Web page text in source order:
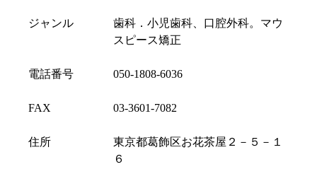
ジャンル
歯科．小児歯科、口腔外科。マウ
スピース矯正
電話番号 050-1808-6036
FAX 03-3601-7082
住所
東京都葛飾区お花茶屋２－５－１
６